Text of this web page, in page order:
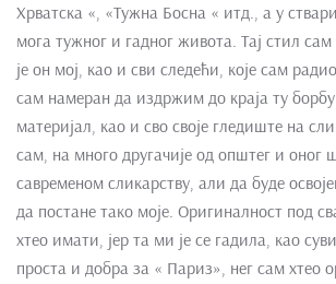
Хрватска «, «Тужна Босна « итд., а у
мога тужног и гадног живота. Тај стил
је он мој, као и сви следећи, које сам
сам намеран да издржим до краја ту борбу
материјал, као и сво своје гледиште на
сам, на много другачије од општег и оног
савременом сликарству, али да буде
да постане тако моје. Оригиналност под
хтео имати, јер та ми је се гадила, као
проста и добра за « Париз», нег сам хтео